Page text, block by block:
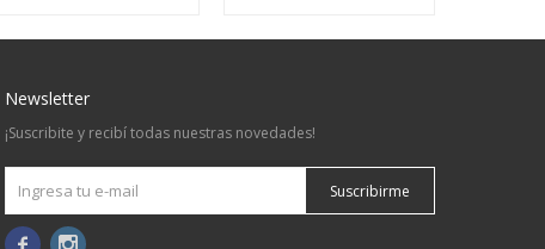
Newsletter
¡Suscribite y recibí todas nuestras novedades!
Suscribirme
 